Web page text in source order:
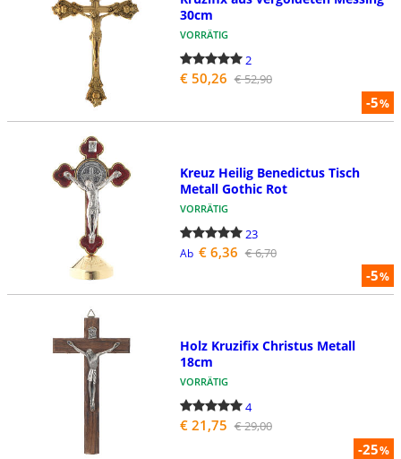
-5%
30cm
VORRÄTIG
2
€ 50,26 € 52,90
-5%
Kreuz Heilig Benedictus Tisch
Metall Gothic Rot
VORRÄTIG
23
Ab € 6,36 € 6,70
-25%
Holz Kruzifix Christus Metall
18cm
VORRÄTIG
4
€ 21,75 € 29,00